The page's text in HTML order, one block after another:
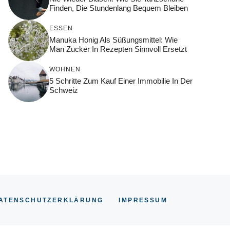
Finden, Die Stundenlang Bequem Bleiben
ESSEN
Manuka Honig Als Süßungsmittel: Wie
Man Zucker In Rezepten Sinnvoll Ersetzt
WOHNEN
5 Schritte Zum Kauf Einer Immobilie In Der
Schweiz
IMPRESSUM